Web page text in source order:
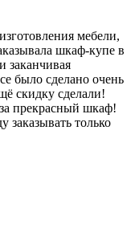
мебели,
шкаф-купе в
заканчивая
было сделано очень
скидку сделали!
за прекрасный шкаф!
заказывать только